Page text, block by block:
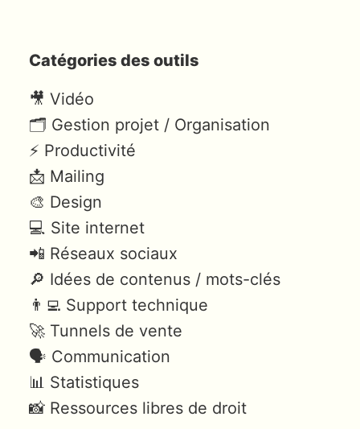
Catégories des outils
🎥 Vidéo
🗂 Gestion projet / Organisation
⚡️ Productivité
📩 Mailing
🎨 Design
💻 Site internet
📲 Réseaux sociaux
🔎 Idées de contenus / mots-clés
👨‍💻 Support technique
🚀 Tunnels de vente
🗣 Communication
📊 Statistiques
📸 Ressources libres de droit